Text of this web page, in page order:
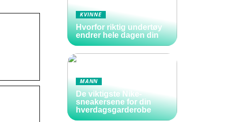
KVINNE
Hvorfor riktig undertøy
endrer hele dagen din
MANN
De viktigste Nike-
sneakersene for din
hverdagsgarderobe